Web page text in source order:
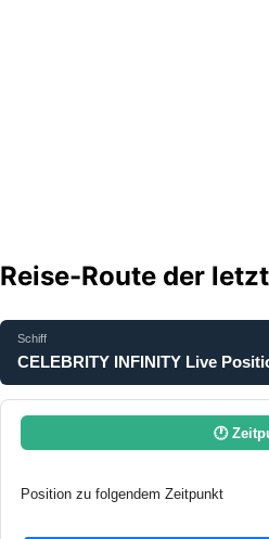
Reise-Route der
Schiff
CELEBRITY INFINITY Live
🕐
Position zu folgendem Zeitpunkt